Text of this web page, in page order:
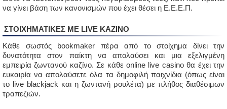
να γίνει βάση των κανονισμών που έχει θέσει η Ε.Ε.Ε.Π.
ΣΤΟΙΧΗΜΑΤΙΚΈΣ ΜΕ LIVE ΚΑΖΙΝΟ
Κάθε σωστός bookmaker πέρα από το στοίχημα δίνει την
δυνατότητα στον παίκτη να απολαύσει και μια εξελιγμένη
εμπειρία ζωντανού καζίνο. Σε κάθε online live casino θα έχει την
ευκαιρία να απολαύσετε όλα τα δημοφιλή παιχνίδια (όπως είναι
το live blackjack και η ζωντανή ρουλέτα) με πλήθος διαθέσιμων
τραπεζιών.